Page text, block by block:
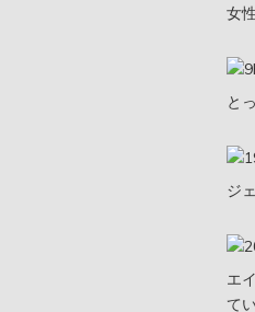
女
と
ジ
エ
て